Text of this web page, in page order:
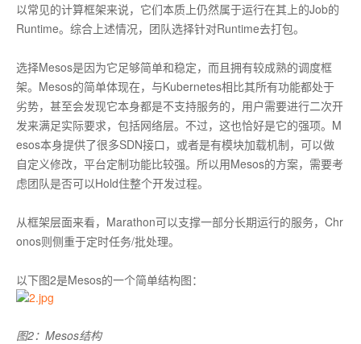
以常见的计算框架来说，它们本质上仍然属于运行在其上的Job的
Runtime。综合上述情况，团队选择针对Runtime去打包。
选择Mesos是因为它足够简单和稳定，而且拥有较成熟的调度框
架。Mesos的简单体现在，与Kubernetes相比其所有功能都处于
劣势，甚至会发现它本身都是不支持服务的，用户需要进行二次开
发来满足实际要求，包括网络层。不过，这也恰好是它的强项。M
esos本身提供了很多SDN接口，或者是有模块加载机制，可以做
自定义修改，平台定制功能比较强。所以用Mesos的方案，需要考
虑团队是否可以Hold住整个开发过程。
从框架层面来看，Marathon可以支撑一部分长期运行的服务，Chr
onos则侧重于定时任务/批处理。
以下图2是Mesos的一个简单结构图：
图2：Mesos结构